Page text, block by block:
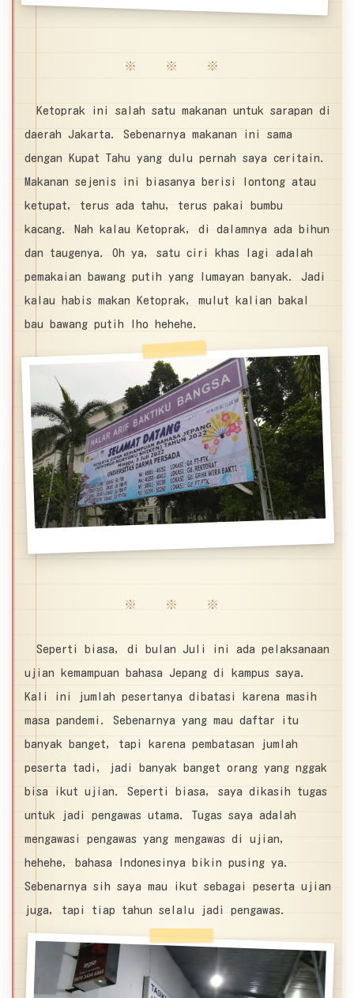
※ ※ ※
Ketoprak ini salah satu makanan untuk sarapan di
daerah Jakarta. Sebenarnya makanan ini sama
dengan Kupat Tahu yang dulu pernah saya ceritain.
Makanan sejenis ini biasanya berisi lontong atau
ketupat, terus ada tahu, terus pakai bumbu
kacang. Nah kalau Ketoprak, di dalamnya ada bihun
dan taugenya. Oh ya, satu ciri khas lagi adalah
pemakaian bawang putih yang lumayan banyak. Jadi
kalau habis makan Ketoprak, mulut kalian bakal
bau bawang putih lho hehehe.
※ ※ ※
Seperti biasa, di bulan Juli ini ada pelaksanaan
ujian kemampuan bahasa Jepang di kampus saya.
Kali ini jumlah pesertanya dibatasi karena masih
masa pandemi. Sebenarnya yang mau daftar itu
banyak banget, tapi karena pembatasan jumlah
peserta tadi, jadi banyak banget orang yang nggak
bisa ikut ujian. Seperti biasa, saya dikasih tugas
untuk jadi pengawas utama. Tugas saya adalah
mengawasi pengawas yang mengawas di ujian,
hehehe, bahasa Indonesinya bikin pusing ya.
Sebenarnya sih saya mau ikut sebagai peserta ujian
juga, tapi tiap tahun selalu jadi pengawas.